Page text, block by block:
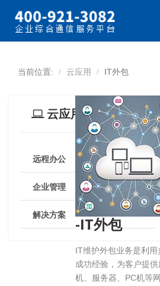
当前位置: 云应用 IT外包
云应用
远程办公
企业管理
解决方案 -IT外包
IT维护外包业务是利
成功经验，为客户提
机、服务器、PC机等